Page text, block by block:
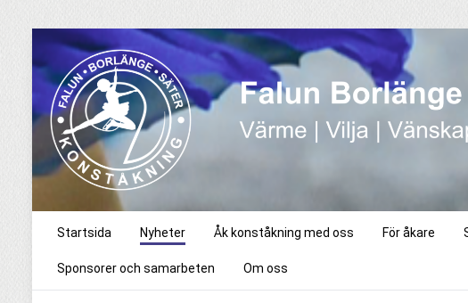
Startsida Nyheter Åk konståkning med oss För åkare
Sponsorer och samarbeten Om oss